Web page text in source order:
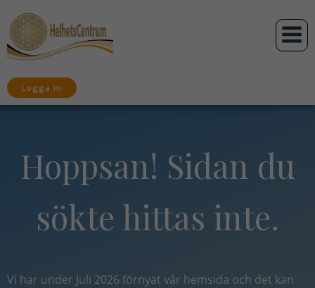
Logga in
Hoppsan! Sidan du
sökte hittas inte.
Vi har under Juli 2026 förnyat vår hemsida och det kan